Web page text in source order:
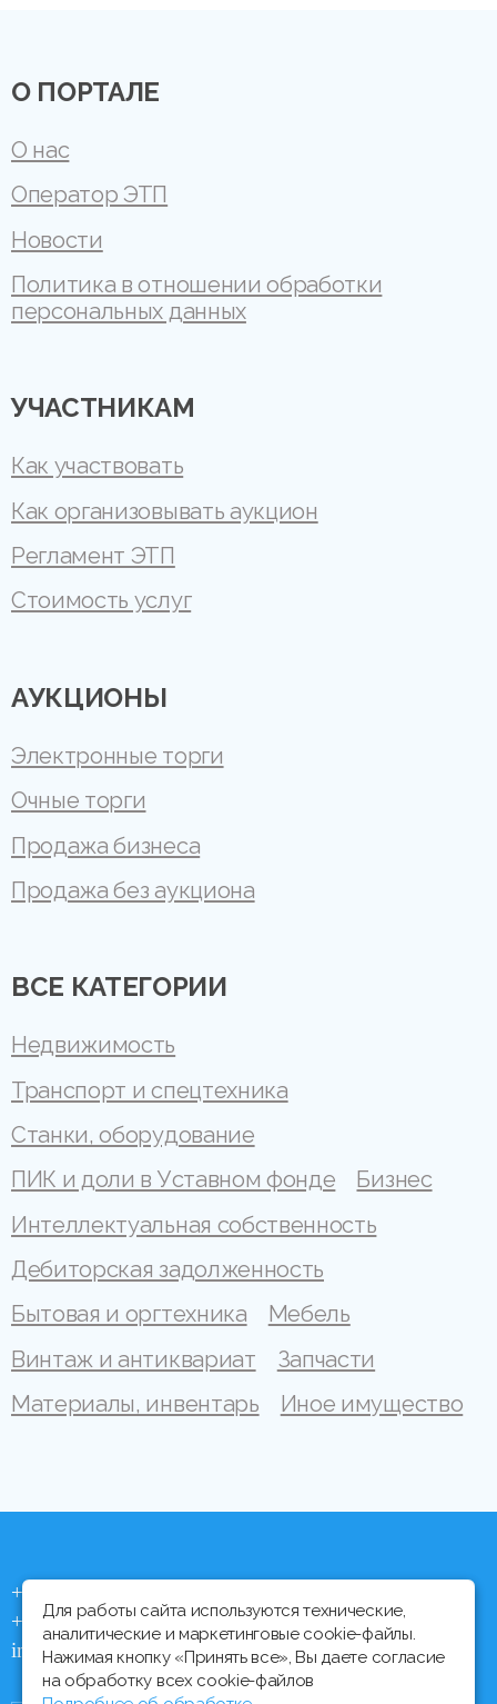
О ПОРТАЛЕ
О нас
Оператор ЭТП
Новости
Политика в отношении обработки
персональных данных
УЧАСТНИКАМ
Как участвовать
Как организовывать аукцион
Регламент ЭТП
Стоимость услуг
АУКЦИОНЫ
Электронные торги
Очные торги
Продажа бизнеса
Продажа без аукциона
ВСЕ КАТЕГОРИИ
Недвижимость
Транспорт и спецтехника
Станки, оборудование
ПИК и доли в Уставном фонде
Бизнес
Интеллектуальная собственность
Дебиторская задолженность
Бытовая и оргтехника
Мебель
Винтаж и антиквариат
Запчасти
Материалы, инвентарь
Иное имущество
+375 (44) 704 92 06
+375 (17) 373 21 33
info@ipmtorgi.by
Для работы сайта используются технические,
аналитические и маркетинговые cookie-файлы.
Нажимая кнопку «Принять все», Вы даете согласие
на обработку всех cookie-файлов